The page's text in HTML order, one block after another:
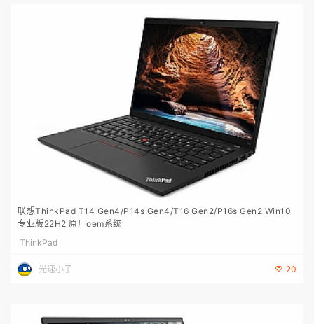
联想ThinkPad T14 Gen4/P14s Gen4/T16 Gen2/P16s Gen2 Win10
专业版22H2 原厂oem系统
ThinkPad
光速小子 20